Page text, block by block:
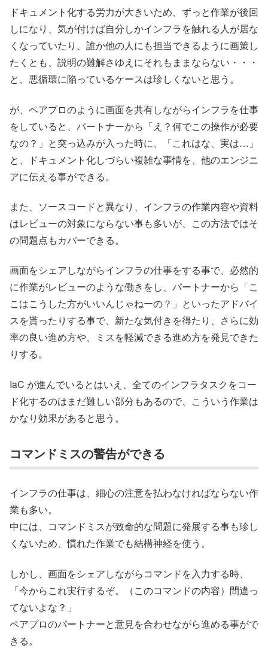
ドキュメント化する労力が大きいため、ずっと作業が後回
しになり、気が付けば自分しかインフラを触れる人が居な
くなっていたり、誰か他の人にも担当できるように画策し
たくとも、説明の難解さゆえにそれもままならない・・・
と、悪循環に陥っているケースは珍しくないと思う。
が、ペアプロのように画面を共有しながらインフラを仕事
をしていると、パートナーから「え？何でこの操作が必要
なの？」と突っ込みが入った時に、「これはな、実は…」
と、ドキュメント化しづらい複雑な事情を、他のエンジニ
アに伝える事ができる。
また、ソースコードと異なり、インフラの作業内容や資料
はレビューの対象にならない事も多いが、この方法ではそ
の問題点もカバーできる。
画面をシェアしながらインフラの仕事をする事で、必然的
に作業がレビューのような働きをし、パートナーから「こ
こはこうした方がいいんじゃねーの？」といったアドバイ
スを貰ったりする事で、新たな気付きを得たり、さらに効
率の良い進め方や、ミスを軽減できる進め方を発見できた
りする。
IaC が進んでいるとはいえ、全てのインフラタスクをコー
ド化するのはまだ難しい部分もあるので、こういう作業は
かなり効果があると思う。
コマンドミスの警告ができる
インフラの仕事は、細心の注意を払わなければならない作
業も多い。
中には、コマンドミスが致命的な問題に発展する事も珍し
くないため、慣れた作業でも結構神経を使う。
しかし、画面をシェアしながらコマンドを入力する時、
「今からこれ実行するぞ。（このコマンドの内容）間違っ
てないよな？」
ペアプロのパートナーと意見を合わせながら進める事がで
きる。